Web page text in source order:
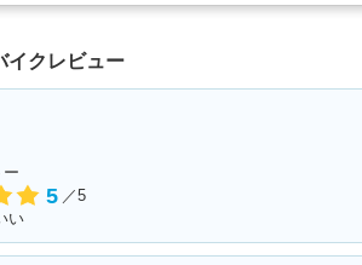
イクレビュー
5 ／5
い